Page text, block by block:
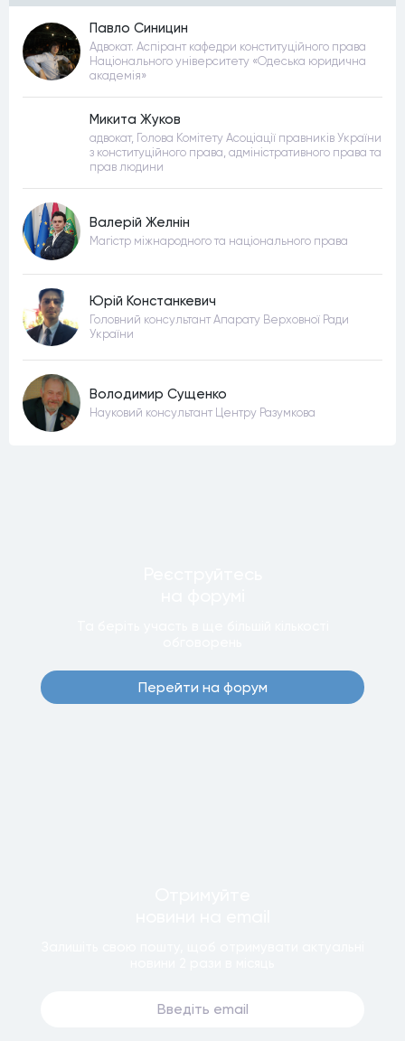
Павло Синицин
Адвокат. Аспірант кафедри конституційного права
Національного університету «Одеська юридична
академія»
Микита Жуков
адвокат, Голова Комітету Асоціації правників України
з конституційного права, адміністративного права та
прав людини
Валерій Желнін
Магістр міжнародного та національного права
Юрій Констанкевич
Головний консультант Апарату Верховної Ради
України
Володимир Сущенко
Науковий консультант Центру Разумкова
Перейти на форум